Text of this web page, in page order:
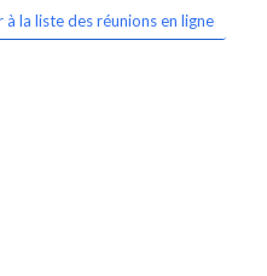
à la liste des réunions en ligne